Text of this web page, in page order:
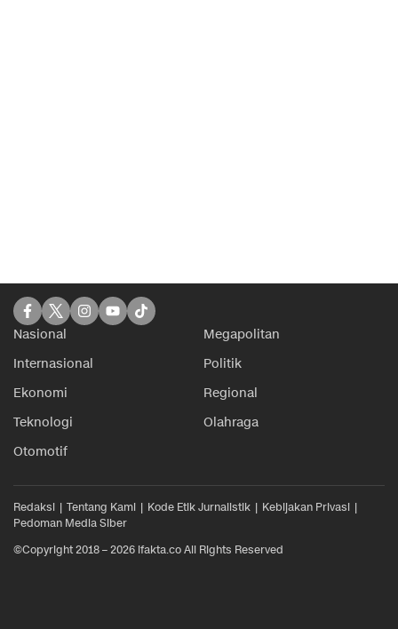
Nasional
Megapolitan
Internasional
Politik
Ekonomi
Regional
Teknologi
Olahraga
Otomotif
Redaksi Tentang Kami Kode Etik Jurnalistik
Kebijakan Privasi
Pedoman Media Siber
©Copyright 2018 – 2026 ifakta.co All Rights Reserved